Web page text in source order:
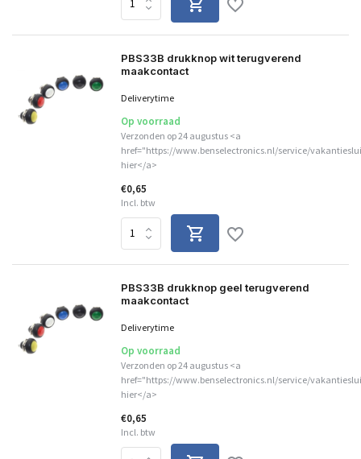
PBS33B drukknop wit terugverend
maakcontact
Deliverytime
Op voorraad
Verzonden op 24 augustus <a
href="https://www.benselectronics.nl/service/
hier</a>
€0,65
Incl. btw
PBS33B drukknop geel terugverend
maakcontact
Deliverytime
Op voorraad
Verzonden op 24 augustus <a
href="https://www.benselectronics.nl/service/
hier</a>
€0,65
Incl. btw